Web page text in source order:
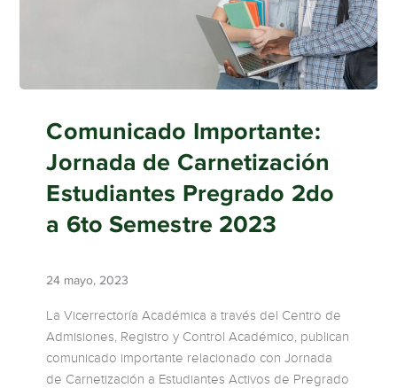
Comunicado Importante:
Jornada de Carnetización
Estudiantes Pregrado 2do
a 6to Semestre 2023
24 mayo, 2023
La Vicerrectoría Académica a través del Centro de
Admisiones, Registro y Control Académico, publican
comunicado importante relacionado con Jornada
de Carnetización a Estudiantes Activos de Pregrado